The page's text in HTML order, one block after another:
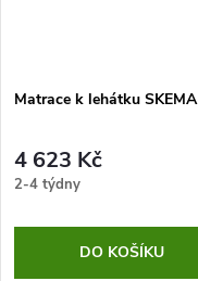
Matrace k lehátku SKEMA
4 623 Kč
2-4 týdny
DO KOŠÍKU